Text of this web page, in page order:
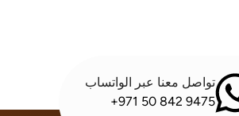
تواصل معنا عبر الواتساب
+971 50 842 9475